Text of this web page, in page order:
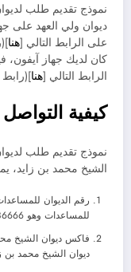
نموذج تقديم طلب
ديوان ولي العهد على
على الرابط التالي [هنا
كان لديك جهاز
الرابط التالي [هنا](رابط
كيفية
نموذج تقديم طلب
الشيخ محمد بن زايد،
رقم الديوان
للمساعدات وهو 0097126686666.
فاكس ديوان الشيخ
ديوان الشيخ محمد بن زايد على